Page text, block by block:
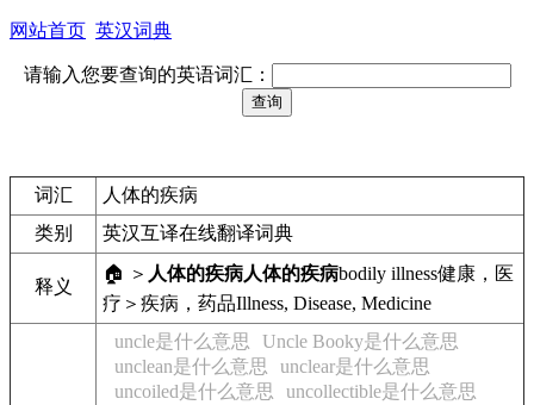
网站首页 英汉词典
请输入您要查询的英语词汇：
词汇
人体的疾病
类别
英汉互译在线翻译词典
释义
🏠 ＞ 人体的疾病人体的疾病bodily illness健康，医
疗＞疾病，药品Illness, Disease, Medicine
uncle是什么意思
Uncle Booky是什么意思
unclean是什么意思
unclear是什么意思
uncoiled是什么意思
uncollectible是什么意思